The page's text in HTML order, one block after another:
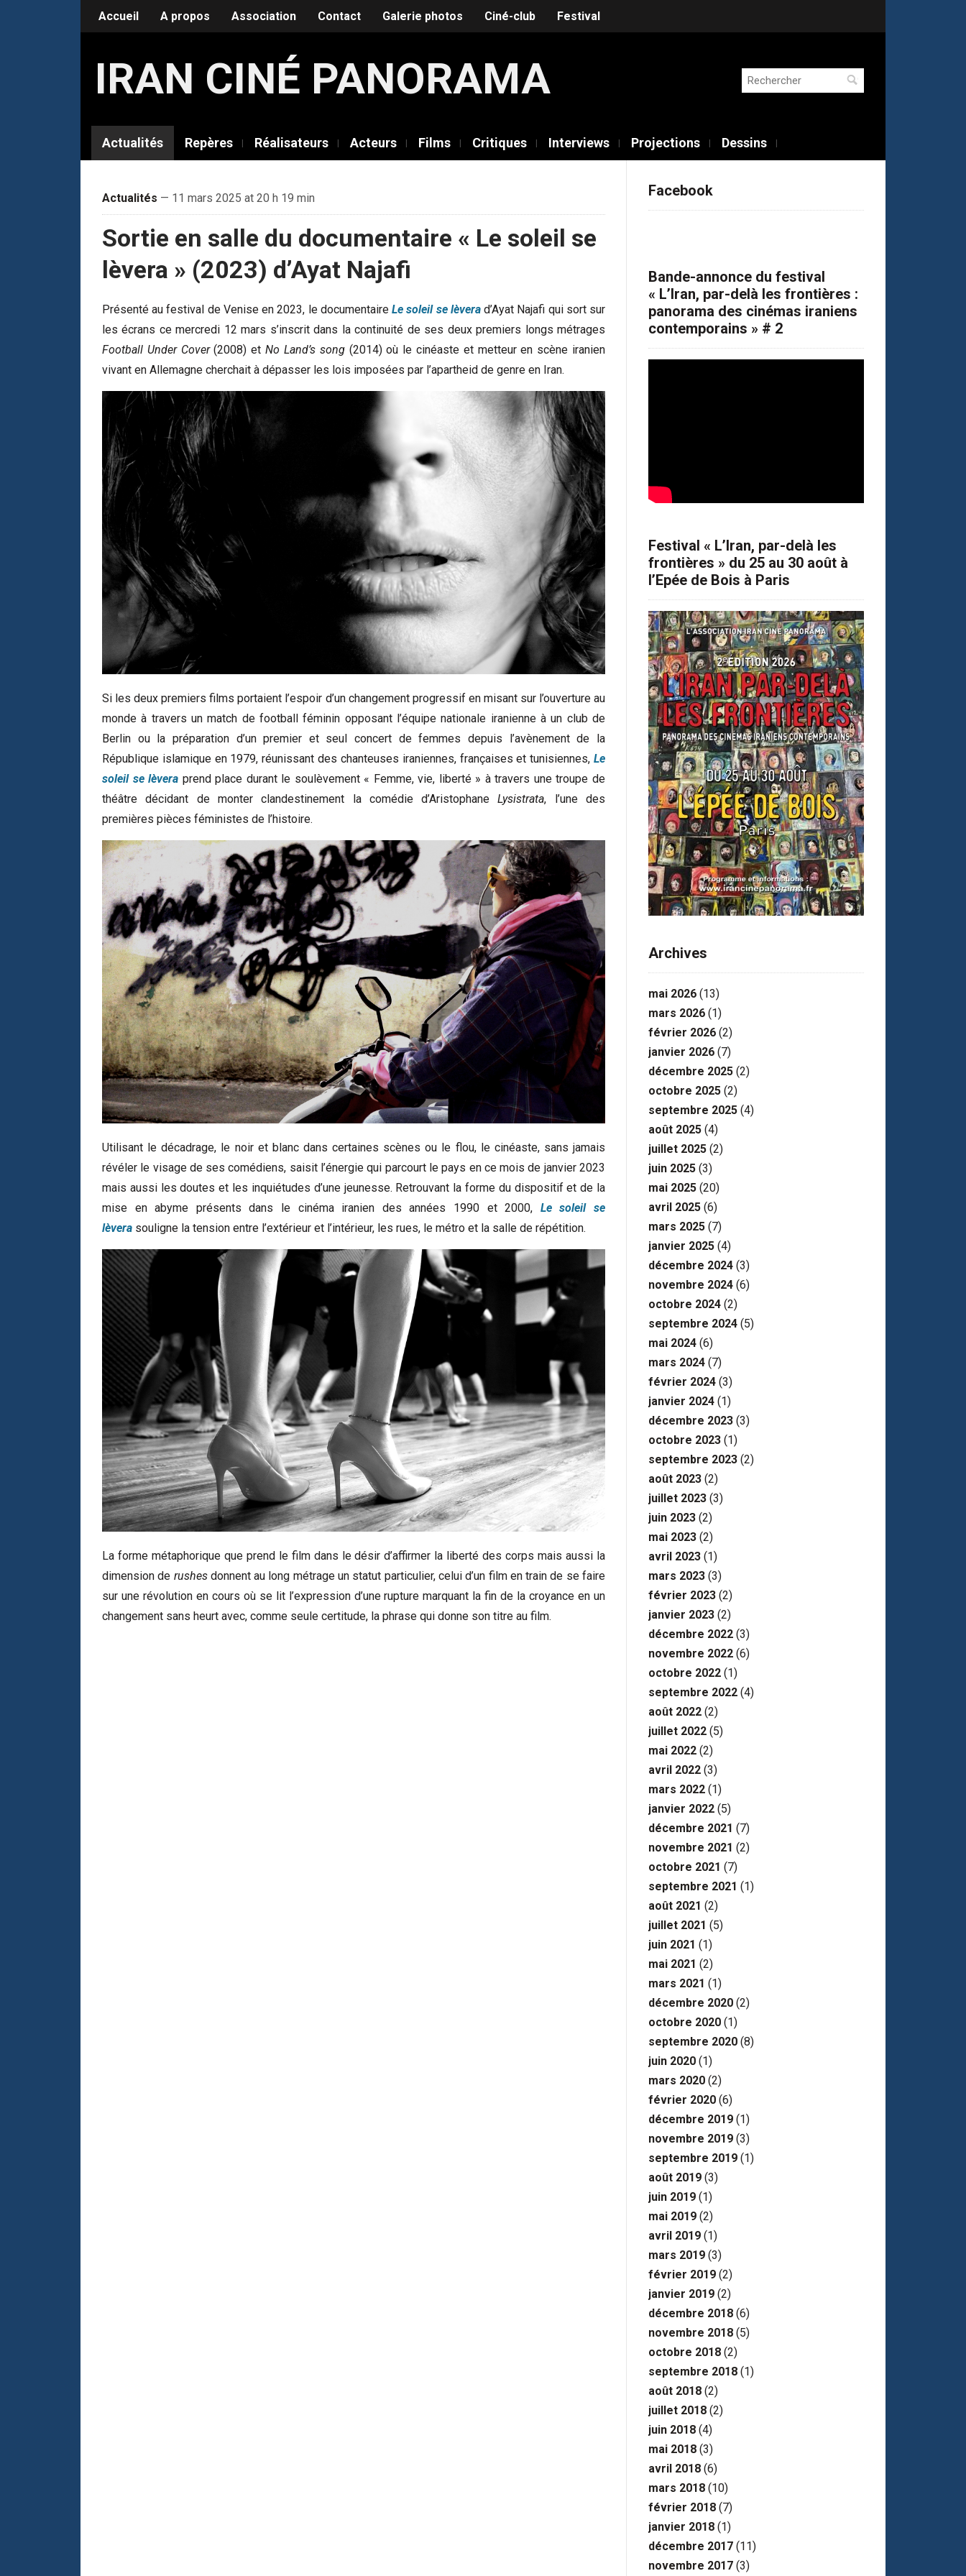
Accueil A propos Association Contact Galerie photos Ciné-club Festival
IRAN CINÉ PANORAMA Rechercher :
Actualités Repères Réalisateurs Acteurs Films Critiques Interviews Projections Dessins
Actualités — 11 mars 2025 at 20 h 19 min
Sortie en salle du documentaire « Le soleil se
lèvera » (2023) d’Ayat Najafi
Présenté au festival de Venise en 2023, le documentaireLe soleil se lèverad’Ayat Najafi qui sort sur
les écrans ce mercredi 12 mars s’inscrit dans la continuité de ses deux premiers longs métrages
Football Under Cover(2008) etNo Land’s song(2014) où le cinéaste et metteur en scène iranien
vivant en Allemagne cherchait à dépasser les lois imposées par l’apartheid de genre en Iran.
Si les deux premiers films portaient l’espoir d’un changement progressif en misant sur l’ouverture au
monde à travers un match de football féminin opposant l’équipe nationale iranienne à un club de
Berlin ou la préparation d’un premier et seul concert de femmes depuis l’avènement de la
République islamique en 1979, réunissant des chanteuses iraniennes, françaises et tunisiennes, Le
soleil se lèvera prend place durant le soulèvement « Femme, vie, liberté » à travers une troupe de
théâtre décidant de monter clandestinement la comédie d’AristophaneLysistrata, l’une des
premières pièces féministes de l’histoire.
Utilisant le décadrage, le noir et blanc dans certaines scènes ou le flou, le cinéaste, sans jamais
révéler le visage de ses comédiens, saisit l’énergie qui parcourt le pays en ce mois de janvier 2023
mais aussi les doutes et les inquiétudes d’une jeunesse. Retrouvant la forme du dispositif et de la
mise en abyme présents dans le cinéma iranien des années 1990 et 2000, Le soleil se
lèvera souligne la tension entre l’extérieur et l’intérieur, les rues, le métro et la salle de répétition.
La forme métaphorique que prend le film dans le désir d’affirmer la liberté des corps mais aussi la
dimension de rushesdonnent au long métrage un statut particulier, celui d’un film en train de se faire
sur une révolution en cours où se lit l’expression d’une rupture marquant la fin de la croyance en un
changement sans heurt avec, comme seule certitude, la phrase qui donne son titre au film.
Facebook
Bande-annonce du festival
« L’Iran, par-delà les frontières :
panorama des cinémas iraniens
contemporains » # 2
Festival « L’Iran, par-delà les
frontières » du 25 au 30 août à
l’Epée de Bois à Paris
Archives
mai 2026 (13)
mars 2026 (1)
février 2026 (2)
janvier 2026 (7)
décembre 2025 (2)
octobre 2025 (2)
septembre 2025 (4)
août 2025 (4)
juillet 2025 (2)
juin 2025 (3)
mai 2025 (20)
avril 2025 (6)
mars 2025 (7)
janvier 2025 (4)
décembre 2024 (3)
novembre 2024 (6)
octobre 2024 (2)
septembre 2024 (5)
mai 2024 (6)
mars 2024 (7)
février 2024 (3)
janvier 2024 (1)
décembre 2023 (3)
octobre 2023 (1)
septembre 2023 (2)
août 2023 (2)
juillet 2023 (3)
juin 2023 (2)
mai 2023 (2)
avril 2023 (1)
mars 2023 (3)
février 2023 (2)
janvier 2023 (2)
décembre 2022 (3)
novembre 2022 (6)
octobre 2022 (1)
septembre 2022 (4)
août 2022 (2)
juillet 2022 (5)
mai 2022 (2)
avril 2022 (3)
mars 2022 (1)
janvier 2022 (5)
décembre 2021 (7)
novembre 2021 (2)
octobre 2021 (7)
septembre 2021 (1)
août 2021 (2)
juillet 2021 (5)
juin 2021 (1)
mai 2021 (2)
mars 2021 (1)
décembre 2020 (2)
octobre 2020 (1)
septembre 2020 (8)
juin 2020 (1)
mars 2020 (2)
février 2020 (6)
décembre 2019 (1)
novembre 2019 (3)
septembre 2019 (1)
août 2019 (3)
juin 2019 (1)
mai 2019 (2)
avril 2019 (1)
mars 2019 (3)
février 2019 (2)
janvier 2019 (2)
décembre 2018 (6)
novembre 2018 (5)
octobre 2018 (2)
septembre 2018 (1)
août 2018 (2)
juillet 2018 (2)
juin 2018 (4)
mai 2018 (3)
avril 2018 (6)
mars 2018 (10)
février 2018 (7)
janvier 2018 (1)
décembre 2017 (11)
novembre 2017 (3)